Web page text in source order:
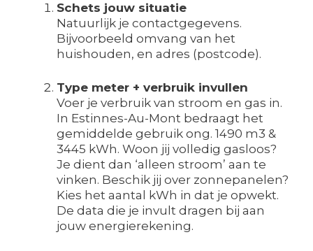
Schets jouw situatie
Natuurlijk je contactgegevens.
Bijvoorbeeld omvang van het
huishouden, en adres (postcode).
Type meter + verbruik invullen
Voer je verbruik van stroom en gas in.
In Estinnes-Au-Mont bedraagt het
gemiddelde gebruik ong. 1490 m3 &
3445 kWh. Woon jij volledig gasloos?
Je dient dan ‘alleen stroom’ aan te
vinken. Beschik jij over zonnepanelen?
Kies het aantal kWh in dat je opwekt.
De data die je invult dragen bij aan
jouw energierekening.